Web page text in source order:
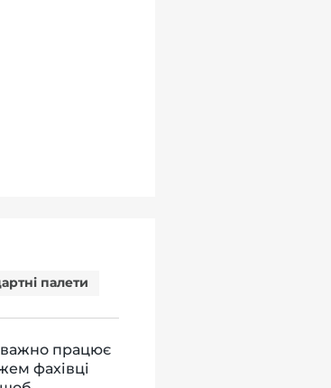
палети
працює
фахівці